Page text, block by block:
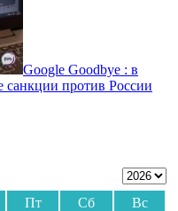
Google Goodbye : в
санкции против России
Пт Сб
Вс